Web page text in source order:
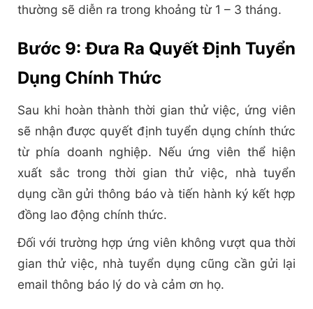
thường sẽ diễn ra trong khoảng từ 1 – 3 tháng.
Bước 9: Đưa Ra Quyết Định Tuyển
Dụng Chính Thức
Sau khi hoàn thành thời gian thử việc, ứng viên
sẽ nhận được quyết định tuyển dụng chính thức
từ phía doanh nghiệp. Nếu ứng viên thể hiện
xuất sắc trong thời gian thử việc, nhà tuyển
dụng cần gửi thông báo và tiến hành ký kết hợp
đồng lao động chính thức.
Đối với trường hợp ứng viên không vượt qua thời
gian thử việc, nhà tuyển dụng cũng cần gửi lại
email thông báo lý do và cảm ơn họ.